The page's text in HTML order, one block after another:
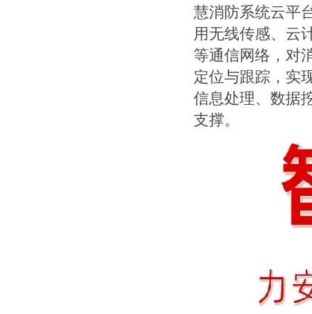
慧消防系统云平
用无线传感、云
等通信网络，对
定位与跟踪，实
信息处理、数据
支撑。